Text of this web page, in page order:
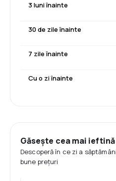
3 luni înainte
30 de zile înainte
7 zile înainte
Cu o zi înainte
Găsește cea mai
Descoperă în ce zi a
bune prețuri